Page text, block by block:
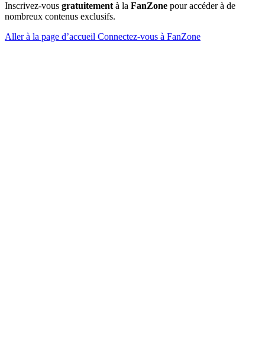
Inscrivez-vous gratuitement à la FanZone pour accéder à de
nombreux contenus exclusifs.
Aller à la page d’accueil Connectez-vous à FanZone